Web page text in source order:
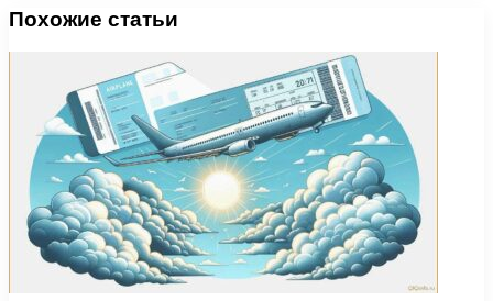
Похожие статьи